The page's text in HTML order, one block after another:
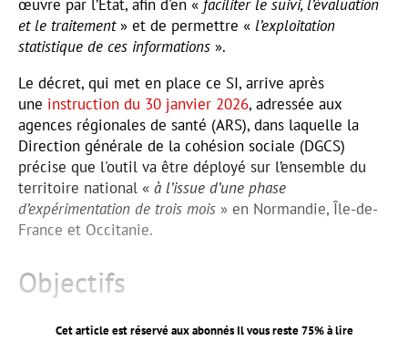
œuvre par l’État, afin d'en « faciliter le suivi, l’évaluation
et le traitement» et de permettre « l’exploitation
statistique de ces informations ».
Le décret, qui met en place ce SI, arrive après
une instruction du 30 janvier 2026, adressée aux
agences régionales de santé (ARS), dans laquelle la
Direction générale de la cohésion sociale (DGCS)
précise que l'outil va être déployé sur l’ensemble du
territoire national « à l’issue d’une phase
d’expérimentation de trois mois » en Normandie, Île-de-
France et Occitanie.
Objectifs
Cet article est réservé aux abonnés Il vous reste75% à lire